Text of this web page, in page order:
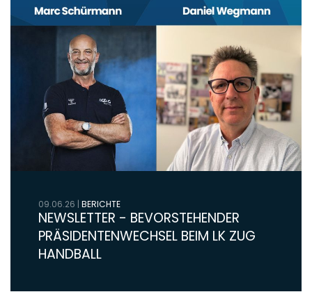
09.06.26 | BERICHTE
NEWSLETTER - BEVORSTEHENDER
PRÄSIDENTENWECHSEL BEIM LK ZUG
HANDBALL